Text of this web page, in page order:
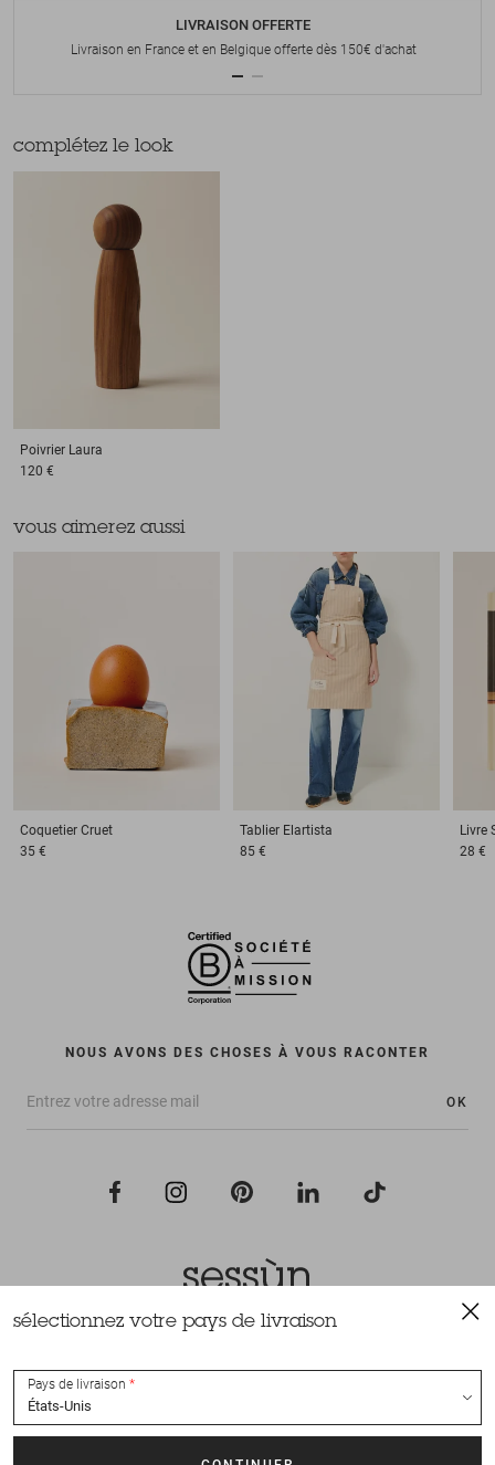
LIVRAISON OFFERTE
Livraison en France et en Belgique offerte dès 150€ d'achat
complétez le look
Poivrier Laura
120 €
vous aimerez aussi
Coquetier Cruet
35 €
Tablier Elartista
85 €
Livre
28 €
NOUS AVONS DES CHOSES À VOUS RACONTER
OK
Tous droits réservés Sessùn 2022
sélectionnez votre pays de livraison
Pays de livraison